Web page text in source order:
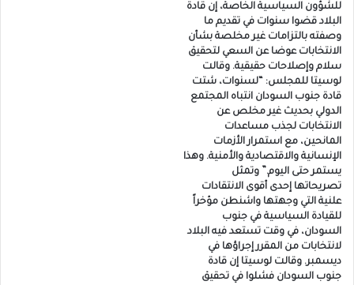
للشؤون السياسية الخاصة، إن قادة
البلاد قضوا سنوات في تقديم ما
وصفته بالتزامات غير مخلصة بشأن
الانتخابات عوضا عن السعي لتحقيق
سلام وإصلاحات حقيقية. وقالت
لوسيتا للمجلس: “لسنوات، شتت
قادة جنوب السودان انتباه المجتمع
الدولي بحديث غير مخلص عن
الانتخابات لجذب مساعدات
المانحين، مع استمرار الأزمات
الإنسانية والاقتصادية والأمنية. وهذا
يستمر حتى اليوم.” وتمثل
تصريحاتها إحدى أقوى الانتقادات
علنية التي وجهتها واشنطن مؤخراً
للقيادة السياسية في جنوب
السودان، في وقت تستعد فيه البلاد
لانتخابات من المقرر إجراؤها في
ديسمبر. وقالت لوسيتا إن قادة
جنوب السودان فشلوا في تحقيق